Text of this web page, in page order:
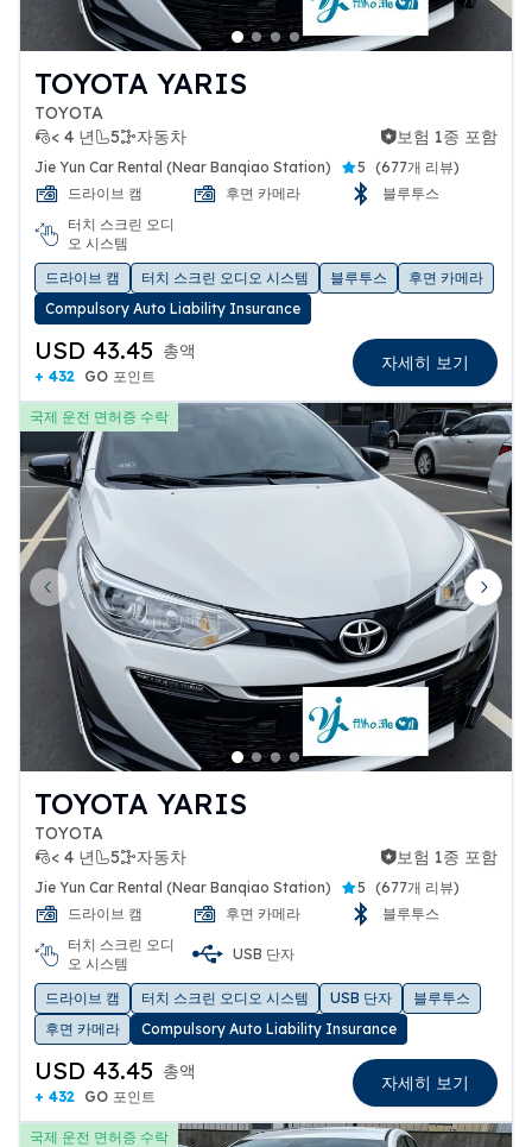
TOYOTA YARIS
TOYOTA
< 4 년
5 자동차
보험 1종 포함 보험 1종 포함
Jie Yun Car Rental (Near Banqiao Station) 5 (677개 리뷰)
드라이브 캠
후면 카메라
블루투스
터치 스크린 오디
오 시스템
드라이브 캠
터치 스크린 오디오 시스템 블루투스
후면 카메라
Compulsory Auto Liability Insurance
USD 43.45 총액
+ 432 GO 포인트
자세히 보기
국제 운전 면허증 수락
Previous slide Next
TOYOTA YARIS
TOYOTA
< 4 년
5 자동차
보험 1종 포함 보험 1종 포함
Jie Yun Car Rental (Near Banqiao Station) 5 (677개 리뷰)
드라이브 캠
후면 카메라
블루투스
터치 스크린 오디
오 시스템
USB 단자
드라이브 캠 터치 스크린 오디오 시스템 USB 단자
블루투스
후면 카메라
Compulsory Auto Liability Insurance
USD 43.45 총액
+ 432 GO 포인트
자세히 보기
국제 운전 면허증 수락